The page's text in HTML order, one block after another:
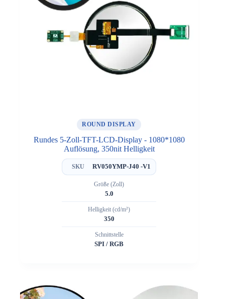
ROUND DISPLAY
Rundes 5-Zoll-TFT-LCD-Display - 1080*1080
Auflösung, 350nit Helligkeit
SKU RV050YMP-J40 -V1
Größe (Zoll)
5.0
Helligkeit (cd/m²)
350
Schnittstelle
SPI / RGB